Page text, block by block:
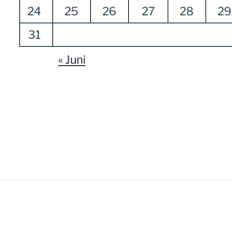
24
25 26 27 28 29
31
« Juni